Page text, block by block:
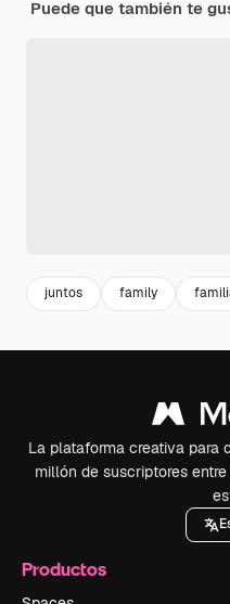
Puede que también te
juntos family
La plataforma creativa para
millón de suscriptores
Productos